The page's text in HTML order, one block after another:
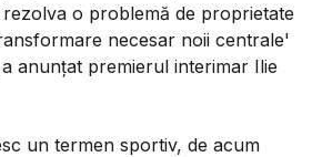
o problemă de proprietate
necesar noii centrale'
anunțat premierul interimar Ilie
un termen sportiv, de acum